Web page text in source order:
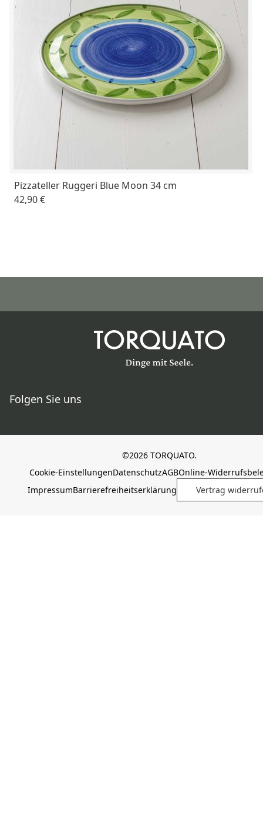
Pizzateller Ruggeri Blue Moon 34 cm
42,90 €
Folgen Sie uns
©2026 TORQUATO.
Cookie-EinstellungenDatenschutzAGBOnline-
ImpressumBarrierefreiheitserklärung Vertrag